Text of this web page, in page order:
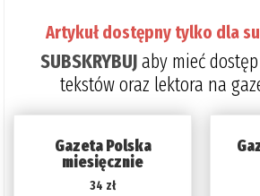
Artykuł dostępny tylko dla
SUBSKRYBUJaby mieć
tekstów oraz lektora na
Gazeta Polska
miesięcznie
34 zł